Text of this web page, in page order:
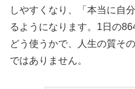
しやすくなり、「本当に自
るようになります。1日の
どう使うかで、人生の質そ
ではありません。